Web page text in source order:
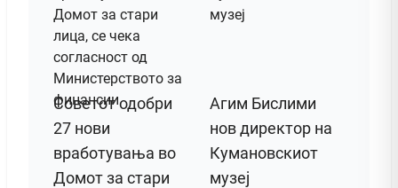
Советот одобри
27 нови
вработувања во
Домот за стари
Агим Бислими
нов директор на
Кумановскиот
музеј